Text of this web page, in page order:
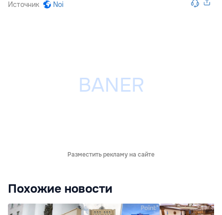
Источник Noi
Разместить рекламу на сайте
Похожие новости